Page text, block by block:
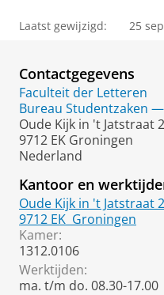
Laatst gewijzigd: 25
Contactgegevens
Faculteit der Letteren
Bureau Studentzaken
Oude Kijk in 't Jatstraat
9712 EK Groningen
Nederland
Kantoor en
Oude Kijk in 't Jatstraat
9712 EK Groningen
Kamer:
1312.0106
Werktijden:
ma. t/m do. 08.30-17.00